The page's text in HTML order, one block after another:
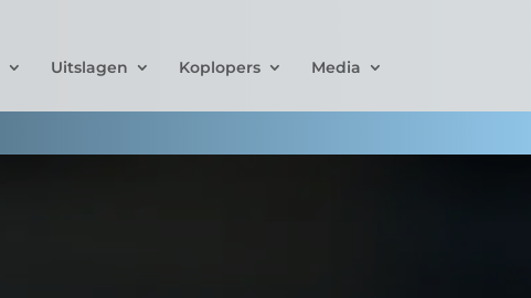
Uitslagen Koplopers Media